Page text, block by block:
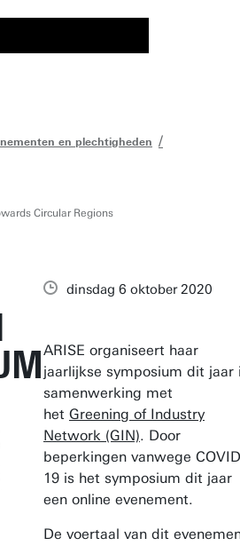
en plechtigheden
Circular Regions
dinsdag 6 oktober 2020
ARISE organiseert haar
jaarlijkse symposium dit jaar
samenwerking met
het Greening of Industry
Network (GIN). Door
beperkingen vanwege
19 is het symposium dit jaar
een online evenement.
De voertaal van dit